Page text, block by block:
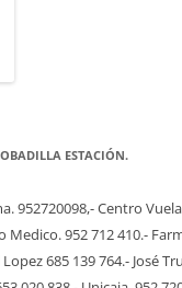
ESTACIÓN.
952720098,- Centro
Medico. 952 712 410.-
685 139 764.- José